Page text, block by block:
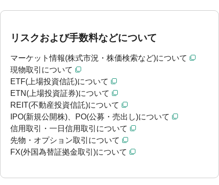
リスクおよび手数料などについて
マーケット情報(株式市況・株価検索など)について
現物取引について
ETF(上場投資信託)について
ETN(上場投資証券)について
REIT(不動産投資信託)について
IPO(新規公開株)、PO(公募・売出し)について
信用取引・一日信用取引について
先物・オプション取引について
FX(外国為替証拠金取引)について